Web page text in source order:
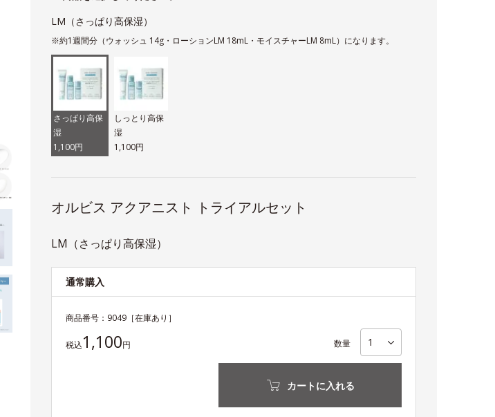
LM（さっぱり高保湿）
※約1週間分（ウォッシュ 14g・ローションLM 18mL・モイスチャーLM 8mL）になります。
さっぱり高保
湿
1,100円
しっとり高保
湿
1,100円
オルビス アクアニスト トライアルセット
LM（さっぱり高保湿）
通常購入
商品番号： 9049 ［在庫あり］
税込1,100円 数量
カートに入れる